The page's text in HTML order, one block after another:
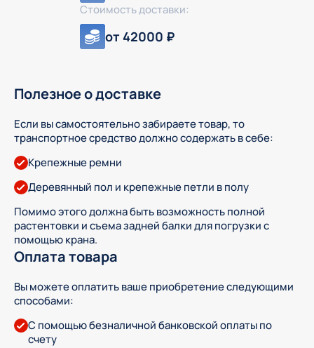
Стоимость доставки:
от 42000 ₽
Полезное о доставке
Если вы самостоятельно забираете товар, то
транспортное средство должно содержать в себе:
Крепежные ремни
Деревянный пол и крепежные петли в полу
Помимо этого должна быть возможность полной
растентовки и съема задней балки для погрузки с
помощью крана.
Оплата товара
Вы можете оплатить ваше приобретение следующими
способами:
С помощью безналичной банковской оплаты по
счету